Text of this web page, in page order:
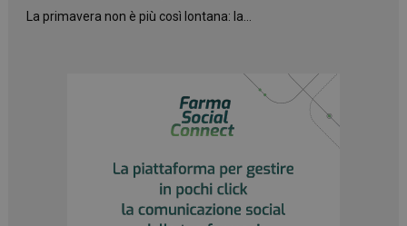
La primavera non è più così lontana: la...